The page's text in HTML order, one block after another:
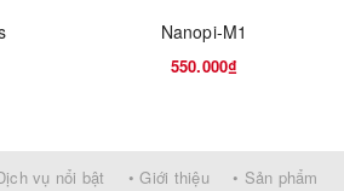
Nanopi-M1
550.000₫
vụ nổi bật • Giới thiệu • Sản phẩm